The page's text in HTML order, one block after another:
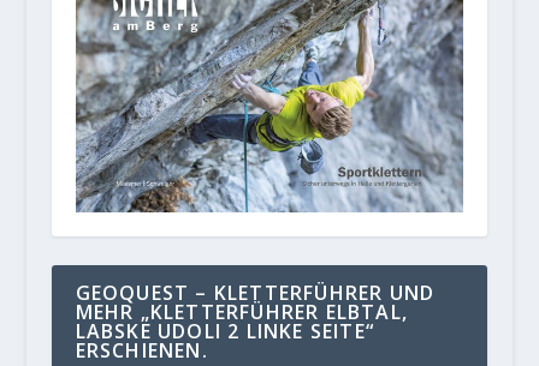
GEOQUEST – KLETTERFÜHRER UND
MEHR „KLETTERFÜHRER ELBTAL,
LABSKE UDOLI 2 LINKE SEITE“
ERSCHIENEN.